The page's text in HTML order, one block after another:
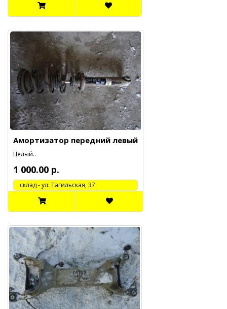
Амортизатор передний левый
Целый..
1 000.00 р.
cклад - ул. Тагильская, 37